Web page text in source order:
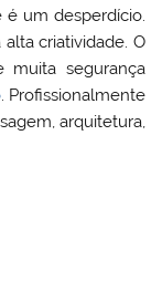
é um desperdício.
criatividade. O
muita segurança
. Profissionalmente
arquitetura,